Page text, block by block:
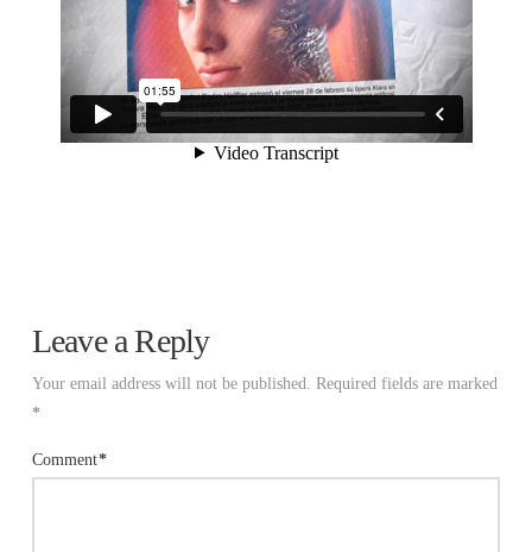
Leave a Reply
Your email address will not be published.
Required fields are marked
*
Comment*